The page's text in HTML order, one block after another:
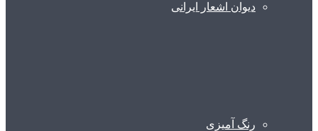
دیوان اشعار ایرانی
رنگ آمیزی